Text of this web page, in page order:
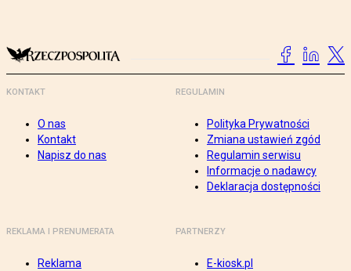
KONTAKT
O nas
Kontakt
Napisz do nas
REGULAMIN
Polityka Prywatności
Zmiana ustawień zgód
Regulamin serwisu
Informacje o nadawcy
Deklaracja dostępności
REKLAMA I PRENUMERATA
Reklama
PARTNERZY
E-kiosk.pl